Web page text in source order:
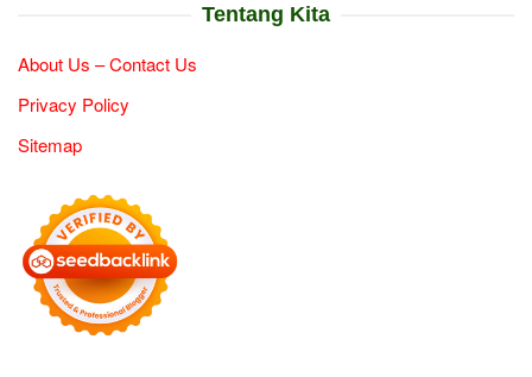
Tentang Kita
About Us – Contact Us
Privacy Policy
Sitemap